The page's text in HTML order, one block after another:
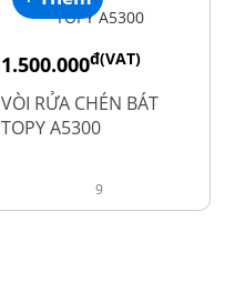
1.500.000đ(VAT)
1.990.000
VÒI RỬA CHÉN BÁT
TOPY A5300
9